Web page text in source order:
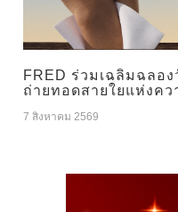
FRED ร่วมเฉลิมฉลอ
ถ่ายทอดสายใยแห่งค
7 สิงหาคม 2569